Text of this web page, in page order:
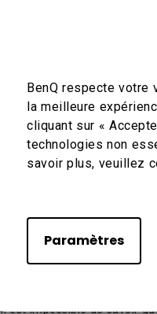
BenQ respecte votre
la meilleure
cliquant sur «
technologies non
savoir plus, veuillez
Paramètres
tout-en-
comme le leader mondial
Docs. À présent, leur
de recherches sur les
tactile pris en
intégrer une carte
doté de roues pour
de
est impossible de savoir